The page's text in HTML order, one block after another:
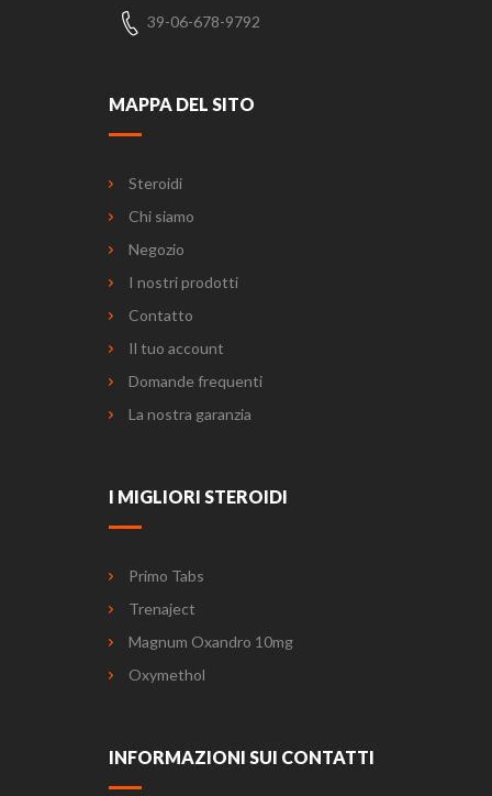
39-06-678-9792
MAPPA DEL SITO
Steroidi
Chi siamo
Negozio
I nostri prodotti
Contatto
Il tuo account
Domande frequenti
La nostra garanzia
I MIGLIORI STEROIDI
Primo Tabs
Trenaject
Magnum Oxandro 10mg
Oxymethol
INFORMAZIONI SUI CONTATTI